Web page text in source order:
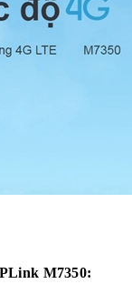
M7350: